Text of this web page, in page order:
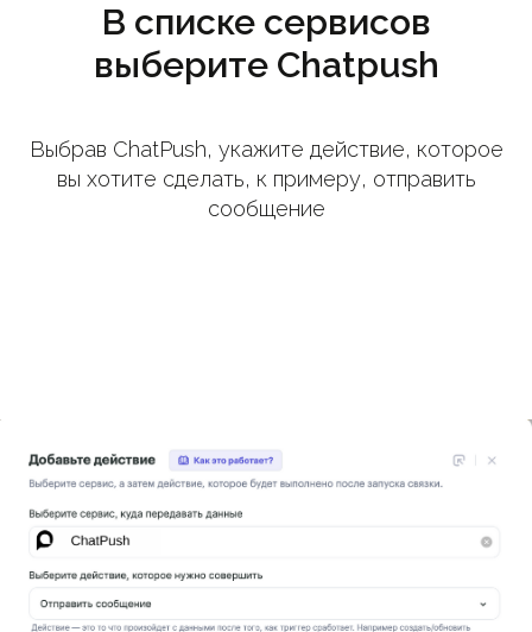
В списке сервисов
выберите Chatpush
Выбрав ChatPush, укажите действие, которое
вы хотите сделать, к примеру, отправить
сообщение